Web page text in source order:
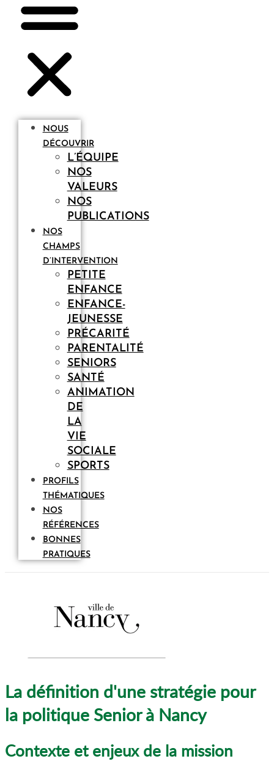
NOUS
DÉCOUVRIR
L’ÉQUIPE
NOS
VALEURS
NOS
PUBLICATIONS
NOS
CHAMPS
D’INTERVENTION
PETITE
ENFANCE
ENFANCE-
JEUNESSE
PRÉCARITÉ
PARENTALITÉ
SENIORS
SANTÉ
ANIMATION
DE
LA
VIE
SOCIALE
SPORTS
PROFILS
THÉMATIQUES
NOS
RÉFÉRENCES
BONNES
PRATIQUES
La définition d'une stratégie pour
la politique Senior à Nancy
Contexte et enjeux de la mission